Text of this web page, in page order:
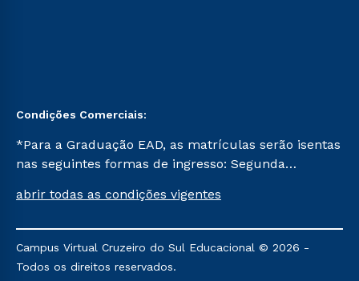
Condições Comerciais:
*Para a Graduação EAD, as matrículas serão isentas
nas seguintes formas de ingresso: Segunda
Já para as demais, a taxa de matrícula será de R$
mencionadas são referentes aos cursos: Ensino
Religioso, Geografia para a Docência e Metodologia
abrir todas as condições vigentes
Campus Virtual Cruzeiro do Sul Educacional © 2026 -
Todos os direitos reservados.